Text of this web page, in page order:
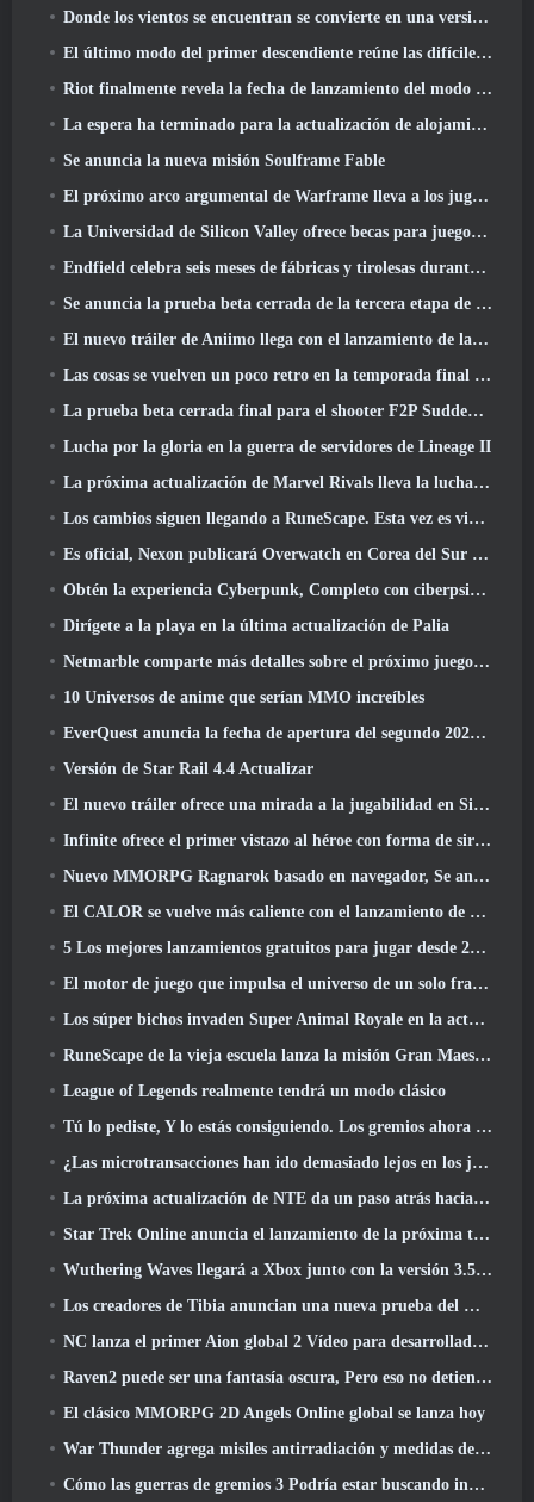
Donde los vientos se encuentran se convierte en una versión “Eastern Steampunk” 2.0
El último modo del primer descendiente reúne las difíciles batallas de intercepción del vacío y las profundidades
Riot finalmente revela la fecha de lanzamiento del modo clásico de League Of Legends
La espera ha terminado para la actualización de alojamiento para grandes jugadores de RuneScape
Se anuncia la nueva misión Soulframe Fable
El próximo arco argumental de Warframe lleva a los jugadores a un mapa estelar completamente nuevo, El sistema Tau
La Universidad de Silicon Valley ofrece becas para juegos y algunos de los requisitos son interesantes
Endfield celebra seis meses de fábricas y tirolesas durante su próxima actualización
Se anuncia la prueba beta cerrada de la tercera etapa de las batallas de infantería de Of War Thunder
El nuevo tráiler de Aniimo llega con el lanzamiento de la última prueba beta cerrada
Las cosas se vuelven un poco retro en la temporada final 11 Actualizar
La prueba beta cerrada final para el shooter F2P Sudden Attack Zero Point de Nexon comenzó hoy
Lucha por la gloria en la guerra de servidores de Lineage II
La próxima actualización de Marvel Rivals lleva la lucha a los dioses
Los cambios siguen llegando a RuneScape. Esta vez es vivienda para jugadores
Es oficial, Nexon publicará Overwatch en Corea del Sur en el futuro
Obtén la experiencia Cyberpunk, Completo con ciberpsicosis, En el próximo evento cruzado de Apex Legends
Dirígete a la playa en la última actualización de Palia
Netmarble comparte más detalles sobre el próximo juego de nivelación en solitario, Nivelación en solitario: KARMA en la Anime Expo
10 Universos de anime que serían MMO increíbles
EverQuest anuncia la fecha de apertura del segundo 2026 Servidor de expansión con bloqueo de tiempo
Versión de Star Rail 4.4 Actualizar
El nuevo tráiler ofrece una mirada a la jugabilidad en Silver Palace
Infinite ofrece el primer vistazo al héroe con forma de sirena que llegará en SS13: Recuperación de la vista
Nuevo MMORPG Ragnarok basado en navegador, Se anuncia el universo Ragnarok
El CALOR se vuelve más caliente con el lanzamiento de un nuevo mapa del desierto
5 Los mejores lanzamientos gratuitos para jugar desde 2025, ¿Todavía vale la pena jugar? 2026?
El motor de juego que impulsa el universo de un solo fragmento de Eve Online ahora es de código abierto
Los súper bichos invaden Super Animal Royale en la actualización 'Super Natural'
RuneScape de la vieja escuela lanza la misión Gran Maestro 'The Blood Moon Rises', Poniendo fin a una línea de búsqueda de 20 años
League of Legends realmente tendrá un modo clásico
Tú lo pediste, Y lo estás consiguiendo. Los gremios ahora están disponibles en Eterspire
¿Las microtransacciones han ido demasiado lejos en los juegos gratuitos??
La próxima actualización de NTE da un paso atrás hacia un juego de mesa de fantasía
Star Trek Online anuncia el lanzamiento de la próxima temporada “Undiscovered”
Wuthering Waves llegará a Xbox junto con la versión 3.5 Actualizar
Los creadores de Tibia anuncian una nueva prueba del MMORPG de zombis de la vieja escuela, Persistir en línea
NC lanza el primer Aion global 2 Vídeo para desarrolladores, Compartir detalles sobre el juego
Raven2 puede ser una fantasía oscura, Pero eso no detiene la diversión del verano
El clásico MMORPG 2D Angels Online global se lanza hoy
War Thunder agrega misiles antirradiación y medidas de soporte electrónico en la actualización de caballería pesada
Cómo las guerras de gremios 3 Podría estar buscando innovar en el espacio MMO